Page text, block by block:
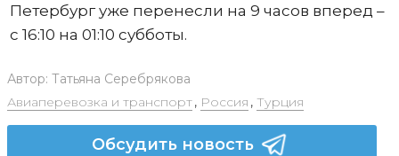
Петербург уже перенесли на 9 часов вперед –
с 16:10 на 01:10 субботы.
Автор: Татьяна Серебрякова
Авиаперевозка и транспорт, Россия , Турция
Обсудить новость